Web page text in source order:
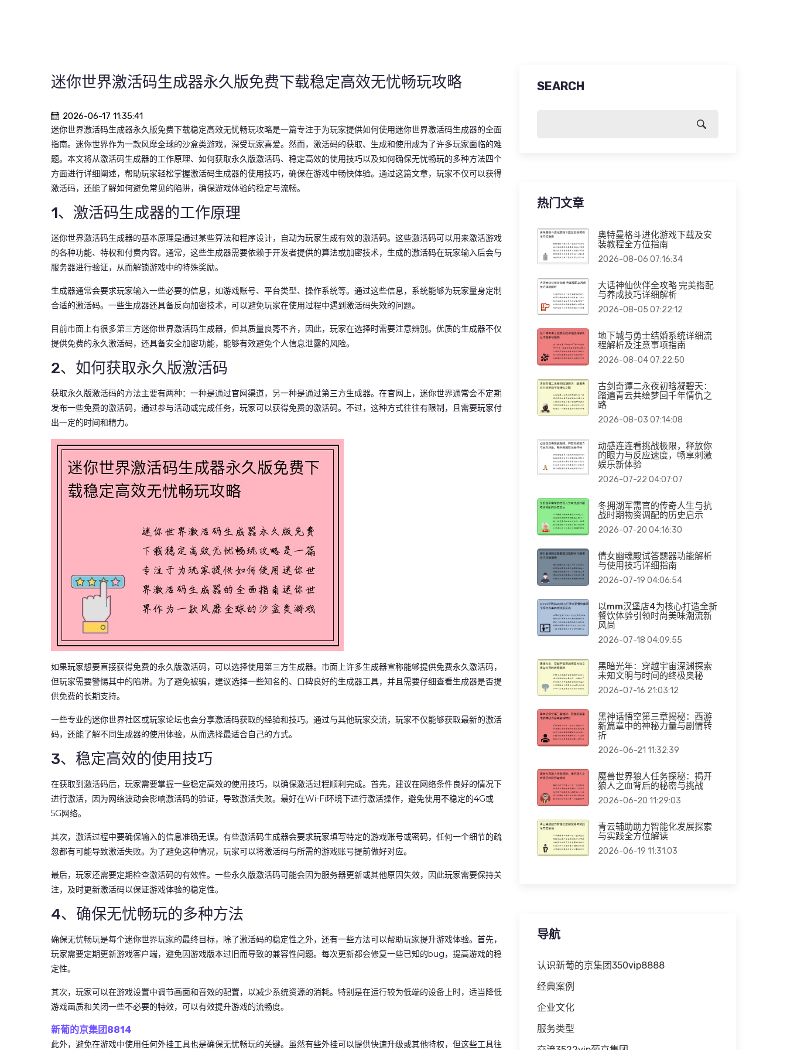
迷你世界激活码生成器永久版免费下载稳定高效无忧畅玩攻略
2026-06-17 11:35:41
迷你世界激活码生成器永久版免费下载稳定高效无忧畅玩攻略是一篇专注于为玩家提供如何使用迷你世界激活码生成器的全面
指南。迷你世界作为一款风靡全球的沙盒类游戏，深受玩家喜爱。然而，激活码的获取、生成和使用成为了许多玩家面临的难
题。本文将从激活码生成器的工作原理、如何获取永久版激活码、稳定高效的使用技巧以及如何确保无忧畅玩的多种方法四个
方面进行详细阐述，帮助玩家轻松掌握激活码生成器的使用技巧，确保在游戏中畅快体验。通过这篇文章，玩家不仅可以获得
激活码，还能了解如何避免常见的陷阱，确保游戏体验的稳定与流畅。
1、激活码生成器的工作原理
迷你世界激活码生成器的基本原理是通过某些算法和程序设计，自动为玩家生成有效的激活码。这些激活码可以用来激活游戏
的各种功能、特权和付费内容。通常，这些生成器需要依赖于开发者提供的算法或加密技术，生成的激活码在玩家输入后会与
服务器进行验证，从而解锁游戏中的特殊奖励。
生成器通常会要求玩家输入一些必要的信息，如游戏账号、平台类型、操作系统等。通过这些信息，系统能够为玩家量身定制
合适的激活码。一些生成器还具备反向加密技术，可以避免玩家在使用过程中遇到激活码失效的问题。
目前市面上有很多第三方迷你世界激活码生成器，但其质量良莠不齐，因此，玩家在选择时需要注意辨别。优质的生成器不仅
提供免费的永久激活码，还具备安全加密功能，能够有效避免个人信息泄露的风险。
2、如何获取永久版激活码
获取永久版激活码的方法主要有两种：一种是通过官网渠道，另一种是通过第三方生成器。在官网上，迷你世界通常会不定期
发布一些免费的激活码，通过参与活动或完成任务，玩家可以获得免费的激活码。不过，这种方式往往有限制，且需要玩家付
出一定的时间和精力。
如果玩家想要直接获得免费的永久版激活码，可以选择使用第三方生成器。市面上许多生成器宣称能够提供免费永久激活码，
但玩家需要警惕其中的陷阱。为了避免被骗，建议选择一些知名的、口碑良好的生成器工具，并且需要仔细查看生成器是否提
供免费的长期支持。
一些专业的迷你世界社区或玩家论坛也会分享激活码获取的经验和技巧。通过与其他玩家交流，玩家不仅能够获取最新的激活
码，还能了解不同生成器的使用体验，从而选择最适合自己的方式。
3、稳定高效的使用技巧
在获取到激活码后，玩家需要掌握一些稳定高效的使用技巧，以确保激活过程顺利完成。首先，建议在网络条件良好的情况下
进行激活，因为网络波动会影响激活码的验证，导致激活失败。最好在Wi-Fi环境下进行激活操作，避免使用不稳定的4G或
5G网络。
其次，激活过程中要确保输入的信息准确无误。有些激活码生成器会要求玩家填写特定的游戏账号或密码，任何一个细节的疏
忽都有可能导致激活失败。为了避免这种情况，玩家可以将激活码与所需的游戏账号提前做好对应。
最后，玩家还需要定期检查激活码的有效性。一些永久版激活码可能会因为服务器更新或其他原因失效，因此玩家需要保持关
注，及时更新激活码以保证游戏体验的稳定性。
4、确保无忧畅玩的多种方法
确保无忧畅玩是每个迷你世界玩家的最终目标，除了激活码的稳定性之外，还有一些方法可以帮助玩家提升游戏体验。首先，
玩家需要定期更新游戏客户端，避免因游戏版本过旧而导致的兼容性问题。每次更新都会修复一些已知的bug，提高游戏的稳
定性。
其次，玩家可以在游戏设置中调节画面和音效的配置，以减少系统资源的消耗。特别是在运行较为低端的设备上时，适当降低
游戏画质和关闭一些不必要的特效，可以有效提升游戏的流畅度。
新葡的京集团8814
此外，避免在游戏中使用任何外挂工具也是确保无忧畅玩的关键。虽然有些外挂可以提供快速升级或其他特权，但这些工具往
SEARCH
热门文章
奥特曼格斗进化游戏下载及安
装教程全方位指南
2026-08-06 07:16:34
大话神仙伙伴全攻略 完美搭配
与养成技巧详细解析
2026-08-05 07:22:12
地下城与勇士结婚系统详细流
程解析及注意事项指南
2026-08-04 07:22:50
古剑奇谭二永夜初晗凝碧天：
踏遍青云共绘梦回千年情仇之
路
2026-08-03 07:14:08
动感连连看挑战极限，释放你
的眼力与反应速度，畅享刺激
娱乐新体验
2026-07-22 04:07:07
冬拥湖军需官的传奇人生与抗
战时期物资调配的历史启示
2026-07-20 04:16:30
倩女幽魂殿试答题器功能解析
与使用技巧详细指南
2026-07-19 04:06:54
以mm汉堡店4为核心打造全新
餐饮体验引领时尚美味潮流新
风尚
2026-07-18 04:09:55
黑暗光年：穿越宇宙深渊探索
未知文明与时间的终极奥秘
2026-07-16 21:03:12
黑神话悟空第三章揭秘：西游
新篇章中的神秘力量与剧情转
折
2026-06-21 11:32:39
魔兽世界狼人任务探秘：揭开
狼人之血背后的秘密与挑战
2026-06-20 11:29:03
青云辅助助力智能化发展探索
与实践全方位解读
2026-06-19 11:31:03
导航
认识新葡的京集团350vip8888
经典案例
企业文化
服务类型